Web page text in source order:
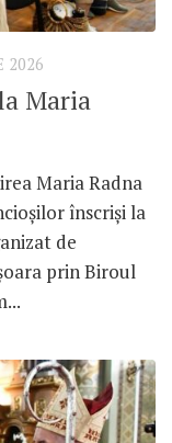
2026
Maria
Maria Radna
înscriși la
de
prin Biroul